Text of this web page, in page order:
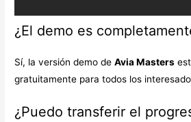
¿El demo es
Sí, la versión demo deAvia Masters
gratuitamente para todos los
¿Puedo transferir el